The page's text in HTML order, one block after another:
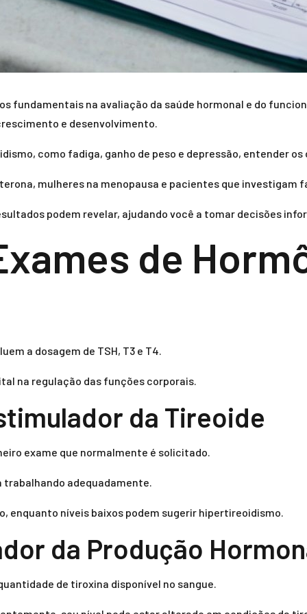
fundamentais na avaliação da saúde hormonal e do
e desenvolvimento.
como fadiga, ganho de peso e depressão, entender
mulheres na menopausa e pacientes que investigam
podem revelar, ajudando você a tomar decisões
de
a dosagem de TSH, T3 e T4.
na regulação das funções corporais.
da Tireoide
exame que normalmente é solicitado.
trabalhando adequadamente.
enquanto níveis baixos podem sugerir hipertireoidismo.
da Produção
de tiroxina disponível no sangue.